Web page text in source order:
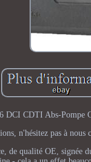
CDTI Abs-Pompe
n'hésitez pas à
de qualité OE,